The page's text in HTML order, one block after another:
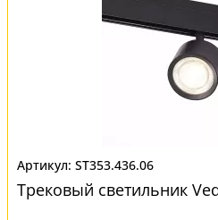
ST353.436.06
Трековый светильник